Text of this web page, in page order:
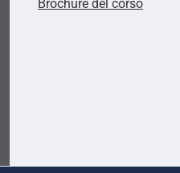
Brochure del corso